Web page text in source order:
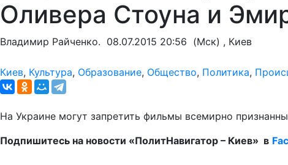
Оливера Стоуна и
Владимир Райченко. 08.07.2015 20:56 (Мск) , Киев
Киев, Культура, Образование, Общество, Политика,
На Украине могут запретить фильмы всемирно
Подпишитесь на новости «ПолитНавигатор – Киев» в